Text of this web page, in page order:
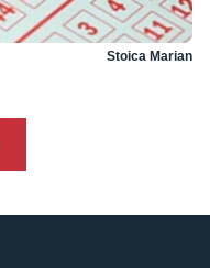
Stoica Marian